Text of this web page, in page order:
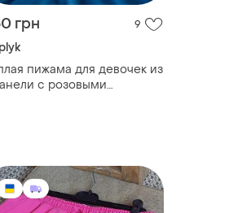
грн 9
пижама для девочек из
с розовыми
💗